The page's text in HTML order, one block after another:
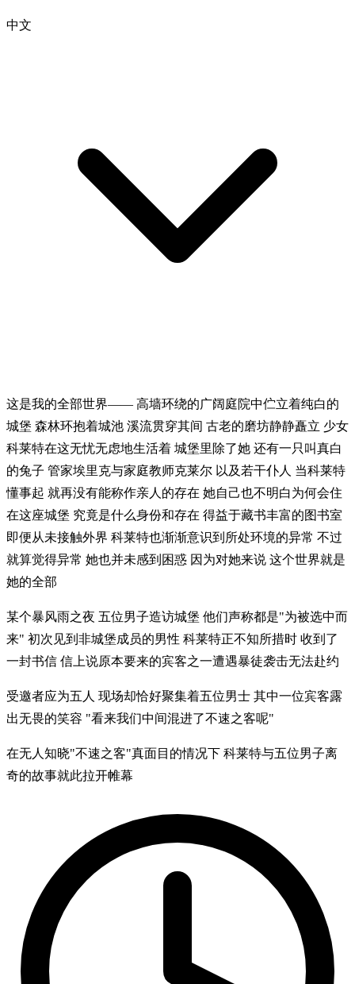
中文
这是我的全部世界—— 高墙环绕的广阔庭院中伫立着纯白的
城堡 森林环抱着城池 溪流贯穿其间 古老的磨坊静静矗立 少女
科莱特在这无忧无虑地生活着 城堡里除了她 还有一只叫真白
的兔子 管家埃里克与家庭教师克莱尔 以及若干仆人 当科莱特
懂事起 就再没有能称作亲人的存在 她自己也不明白为何会住
在这座城堡 究竟是什么身份和存在 得益于藏书丰富的图书室
即便从未接触外界 科莱特也渐渐意识到所处环境的异常 不过
就算觉得异常 她也并未感到困惑 因为对她来说 这个世界就是
她的全部
某个暴风雨之夜 五位男子造访城堡 他们声称都是"为被选中而
来" 初次见到非城堡成员的男性 科莱特正不知所措时 收到了
一封书信 信上说原本要来的宾客之一遭遇暴徒袭击无法赴约
受邀者应为五人 现场却恰好聚集着五位男士 其中一位宾客露
出无畏的笑容 "看来我们中间混进了不速之客呢"
在无人知晓"不速之客"真面目的情况下 科莱特与五位男子离
奇的故事就此拉开帷幕